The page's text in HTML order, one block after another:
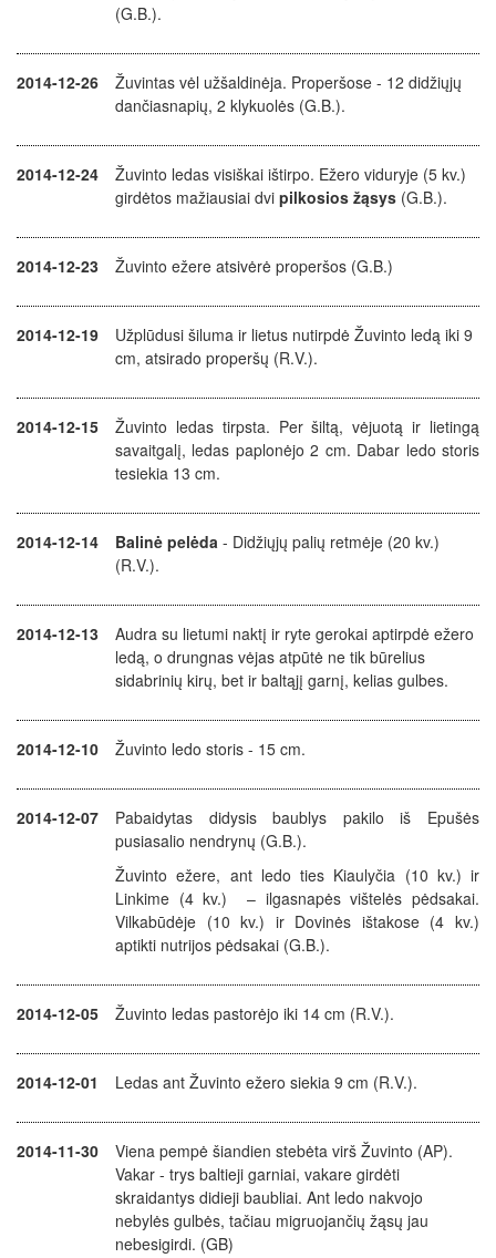
(G.B.).
2014-12-26
Žuvintas vėl užšaldinėja. Properšose - 12 didžiųjų
dančiasnapių, 2 klykuolės (G.B.).
2014-12-24
Žuvinto ledas visiškai ištirpo. Ežero viduryje (5 kv.)
girdėtos mažiausiai dvi pilkosios žąsys (G.B.).
2014-12-23 Žuvinto ežere atsivėrė properšos (G.B.)
2014-12-19
Užplūdusi šiluma ir lietus nutirpdė Žuvinto ledą iki 9
cm, atsirado properšų (R.V.).
2014-12-15
Žuvinto ledas tirpsta. Per šiltą, vėjuotą ir lietingą
savaitgalį, ledas paplonėjo 2 cm. Dabar ledo storis
tesiekia 13 cm.
2014-12-14 Balinė pelėda - Didžiųjų palių retmėje (20 kv.)
(R.V.).
2014-12-13
Audra su lietumi naktį ir ryte gerokai aptirpdė ežero
ledą, o drungnas vėjas atpūtė ne tik būrelius
sidabrinių kirų, bet ir baltąjį garnį, kelias gulbes.
2014-12-10 Žuvinto ledo storis - 15 cm.
2014-12-07
Pabaidytas didysis baublys pakilo iš Epušės
pusiasalio nendrynų (G.B.).
Žuvinto ežere, ant ledo ties Kiaulyčia (10 kv.) ir
Linkime (4 kv.) – ilgasnapės vištelės pėdsakai.
Vilkabūdėje (10 kv.) ir Dovinės ištakose (4 kv.)
aptikti nutrijos pėdsakai (G.B.).
2014-12-05 Žuvinto ledas pastorėjo iki 14 cm (R.V.).
2014-12-01 Ledas ant Žuvinto ežero siekia 9 cm (R.V.).
2014-11-30
Viena pempė šiandien stebėta virš Žuvinto (AP).
Vakar - trys baltieji garniai, vakare girdėti
skraidantys didieji baubliai. Ant ledo nakvojo
nebylės gulbės, tačiau migruojančių žąsų jau
nebesigirdi. (GB)